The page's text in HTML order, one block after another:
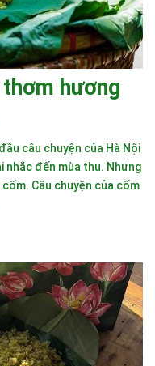
hương
câu chuyện của Hà Nội
nhắc đến mùa thu. Nhưng
Câu chuyện của cốm